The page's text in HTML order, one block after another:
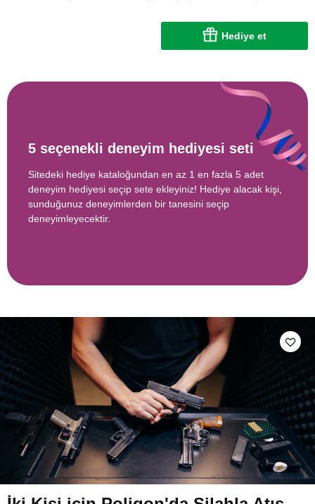
Hediye et
5 seçenekli deneyim hediyesi seti
Sitedeki hediye kataloğundan en az 1 en fazla 5 adet
deneyim hediyesi seçip sete ekleyiniz! Hediye alacak kişi,
sunduğunuz deneyimlerden bir tanesini seçip
deneyimleyecektir.